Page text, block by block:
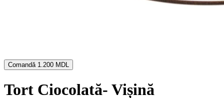
Comandă 1.200 MDL
Tort Ciocolată- Vișină